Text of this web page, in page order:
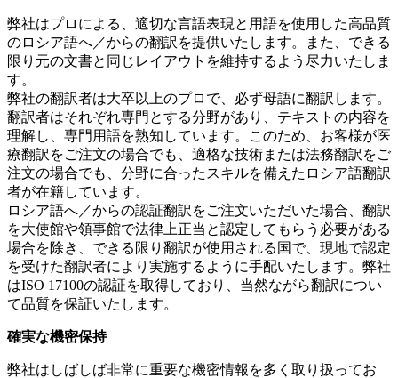
弊社はプロによる、適切な言語表現と用語を使用した高品質
のロシア語へ／からの翻訳を提供いたします。また、できる
限り元の文書と同じレイアウトを維持するよう尽力いたしま
す。
弊社の翻訳者は大卒以上のプロで、必ず母語に翻訳します。
翻訳者はそれぞれ専門とする分野があり、テキストの内容を
理解し、専門用語を熟知しています。このため、お客様が医
療翻訳をご注文の場合でも、適格な技術または法務翻訳をご
注文の場合でも、分野に合ったスキルを備えたロシア語翻訳
者が在籍しています。
ロシア語へ／からの認証翻訳をご注文いただいた場合、翻訳
を大使館や領事館で法律上正当と認定してもらう必要がある
場合を除き、できる限り翻訳が使用される国で、現地で認定
を受けた翻訳者により実施するように手配いたします。弊社
はISO 17100の認証を取得しており、当然ながら翻訳につい
て品質を保証いたします。
確実な機密保持
弊社はしばしば非常に重要な機密情報を多く取り扱ってお